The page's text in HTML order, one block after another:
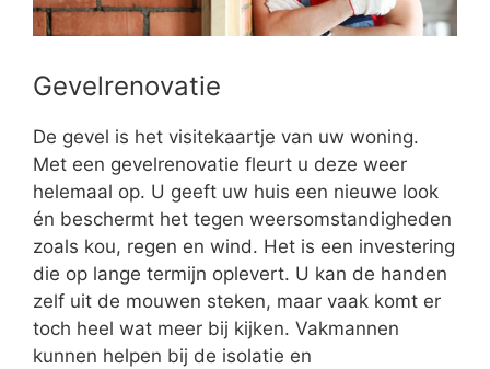
Gevelrenovatie
De gevel is het visitekaartje van uw woning.
Met een gevelrenovatie fleurt u deze weer
helemaal op. U geeft uw huis een nieuwe look
én beschermt het tegen weersomstandigheden
zoals kou, regen en wind. Het is een investering
die op lange termijn oplevert. U kan de handen
zelf uit de mouwen steken, maar vaak komt er
toch heel wat meer bij kijken. Vakmannen
kunnen helpen bij de isolatie en